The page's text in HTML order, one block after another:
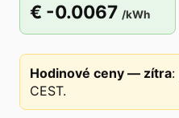
€ -0.0067 /kWh
Hodinové ceny — zítra:
CEST.